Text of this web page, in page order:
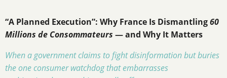
“A Planned Execution”: Why France Is Dismantling60
Millions de Consommateurs — and Why It Matters
When a government claims to fight disinformation but buries
the one consumer watchdog that embarrasses